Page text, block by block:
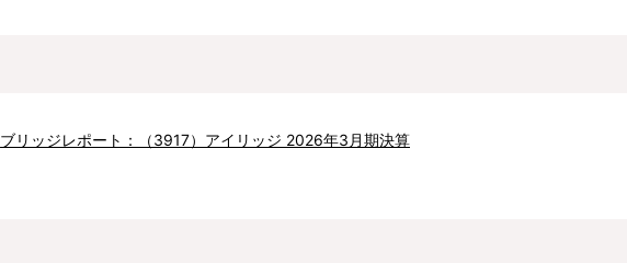
ブリッジレポート：（3917）アイリッジ 2026年3月期決算